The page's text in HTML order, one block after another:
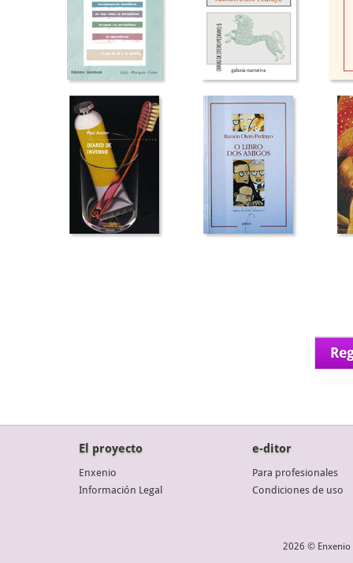
El proyecto
Enxenio
Información Legal
e-ditor
Para profesionales
Condiciones de uso
2026 © Enxenio